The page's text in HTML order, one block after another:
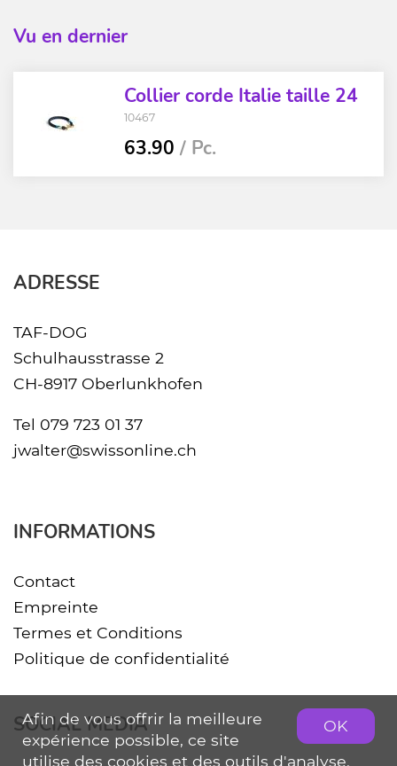
Vu en dernier
Collier corde Italie taille 24
10467
63.90 / Pc.
ADRESSE
TAF-DOG
Schulhausstrasse 2
CH-8917 Oberlunkhofen
Tel 079 723 01 37
jwalter@swissonline.ch
INFORMATIONS
Contact
Empreinte
Termes et Conditions
Politique de confidentialité
SOCIAL MEDIA OK
Afin de vous offrir la meilleure
expérience possible, ce site
utilise des cookies et des outils d'analyse.